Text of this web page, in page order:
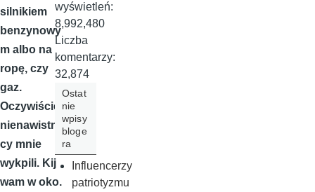
silnikiem
benzynowy
m albo na
ropę, czy
gaz.
Oczywiście
nienawistni
cy mnie
wykpili. Kij
wam w oko.
wyświetleń:
8,992,480
Liczba
komentarzy:
32,874
Ostat
nie
wpisy
bloge
ra
Influencerzy
patriotyzmu